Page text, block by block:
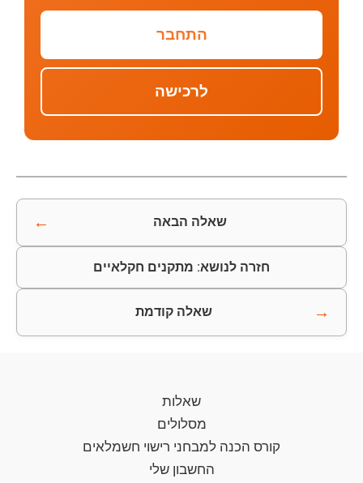
התחבר
לרכישה
שאלה הבאה ←
חזרה לנושא: מתקנים חקלאיים
→ שאלה קודמת
שאלות
מסלולים
קורס הכנה למבחני רישוי חשמלאים
החשבון שלי